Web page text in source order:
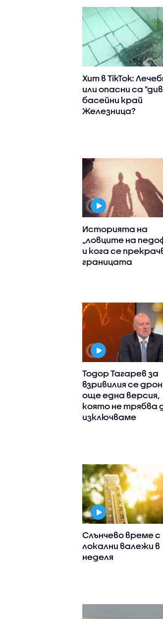
Хит в TikTok:
или опасни са
басейни край
Железница?
Историята на
„ловците на
и кога се
границата
Тодор Тагарев за
взривилия се
още една версия,
която не трябва
изключваме
Слънчево време с
локални валежи в
неделя